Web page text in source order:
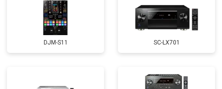
DJM-S11 SC-LX701